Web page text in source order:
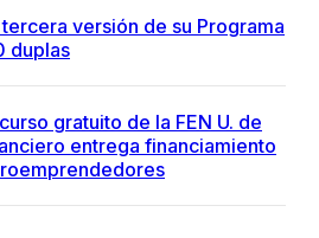
versión de su Programa
duplas
gratuito de la FEN U. de
entrega financiamiento